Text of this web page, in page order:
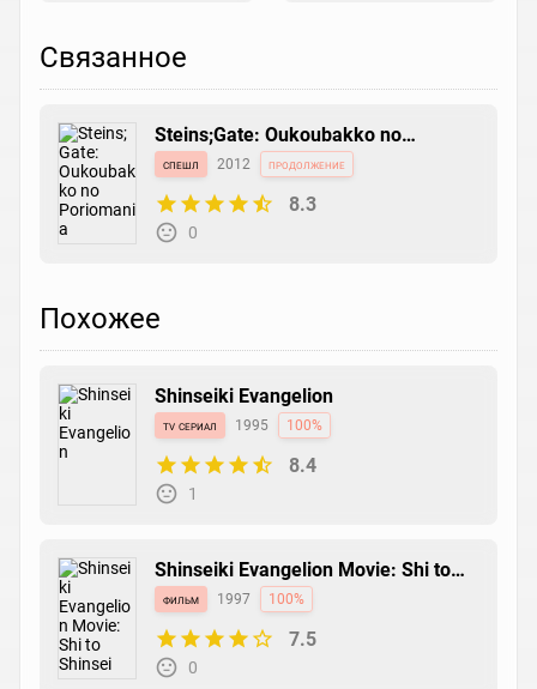
Связанное
Steins;Gate: Oukoubakko no
Poriomania
спешл 2012 продолжение
8.3
0
Похожее
Shinseiki Evangelion
tv сериал 1995 100%
8.4
1
Shinseiki Evangelion Movie: Shi to
Shinsei
фильм 1997 100%
7.5
0